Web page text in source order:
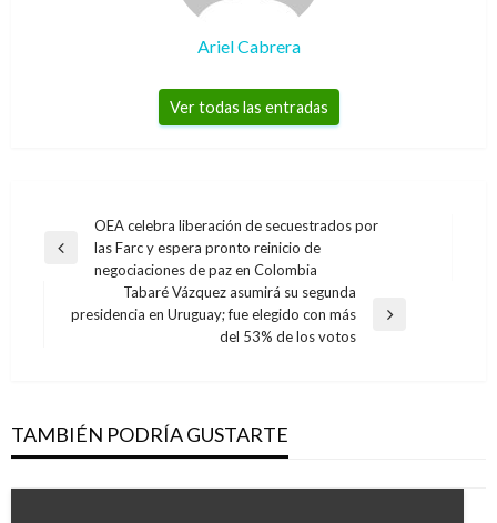
Ariel Cabrera
Ver todas las entradas
Navegación
de
entradas
Entrada
anterior
OEA celebra liberación de secuestrados por
las Farc y espera pronto reinicio de
negociaciones de paz en Colombia
Entrada
Tabaré Vázquez asumirá su segunda
presidencia en Uruguay; fue elegido con más
del 53% de los votos
TAMBIÉN PODRÍA GUSTARTE